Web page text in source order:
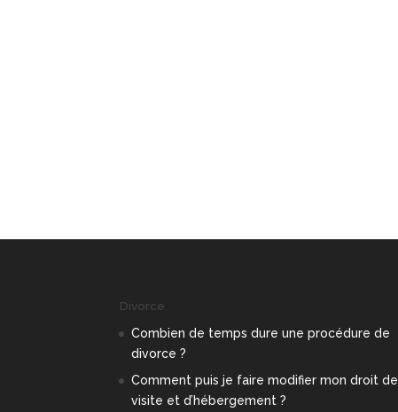
Divorce
Combien de temps dure une procédure de
divorce ?
Comment puis je faire modifier mon droit de
visite et d’hébergement ?